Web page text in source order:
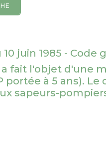
10 juin 1985 -
a fait l'objet d'une
portée à 5 ans).
sapeurs-